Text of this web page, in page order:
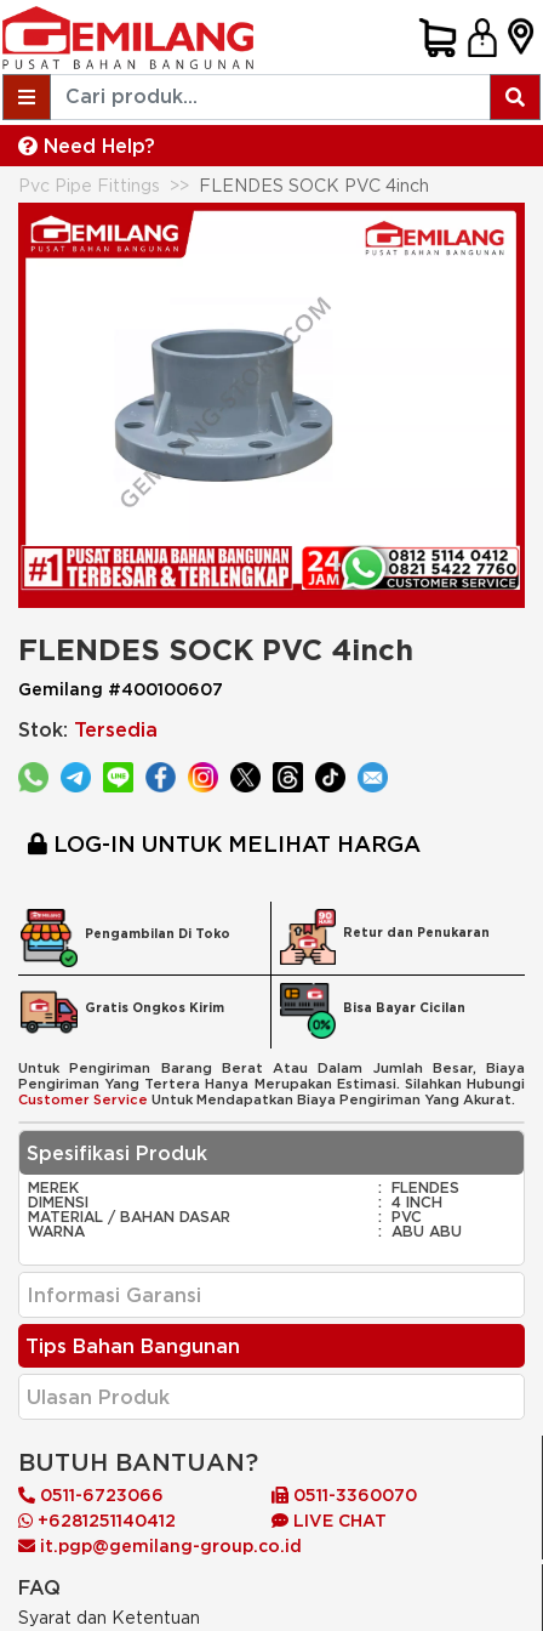
Need Help?
Pvc Pipe Fittings FLENDES SOCK PVC 4inch
FLENDES SOCK PVC 4inch
Gemilang #400100607
Stok: Tersedia
LOG-IN UNTUK MELIHAT HARGA
Pengambilan Di Toko Retur dan Penukaran
Gratis Ongkos Kirim Bisa Bayar Cicilan
Untuk Pengiriman Barang Berat Atau Dalam Jumlah Besar, Biaya
Pengiriman Yang Tertera Hanya Merupakan Estimasi. Silahkan Hubungi
Customer Service Untuk Mendapatkan Biaya Pengiriman Yang Akurat.
Spesifikasi Produk
MEREK : FLENDES
DIMENSI
: 4 INCH
MATERIAL / BAHAN DASAR
: PVC
WARNA
: ABU ABU
Informasi Garansi
Tips Bahan Bangunan
Ulasan Produk
BUTUH BANTUAN?
0511-6723066
0511-3360070
+6281251140412
LIVE CHAT
it.pgp@gemilang-group.co.id
FAQ
Syarat dan Ketentuan